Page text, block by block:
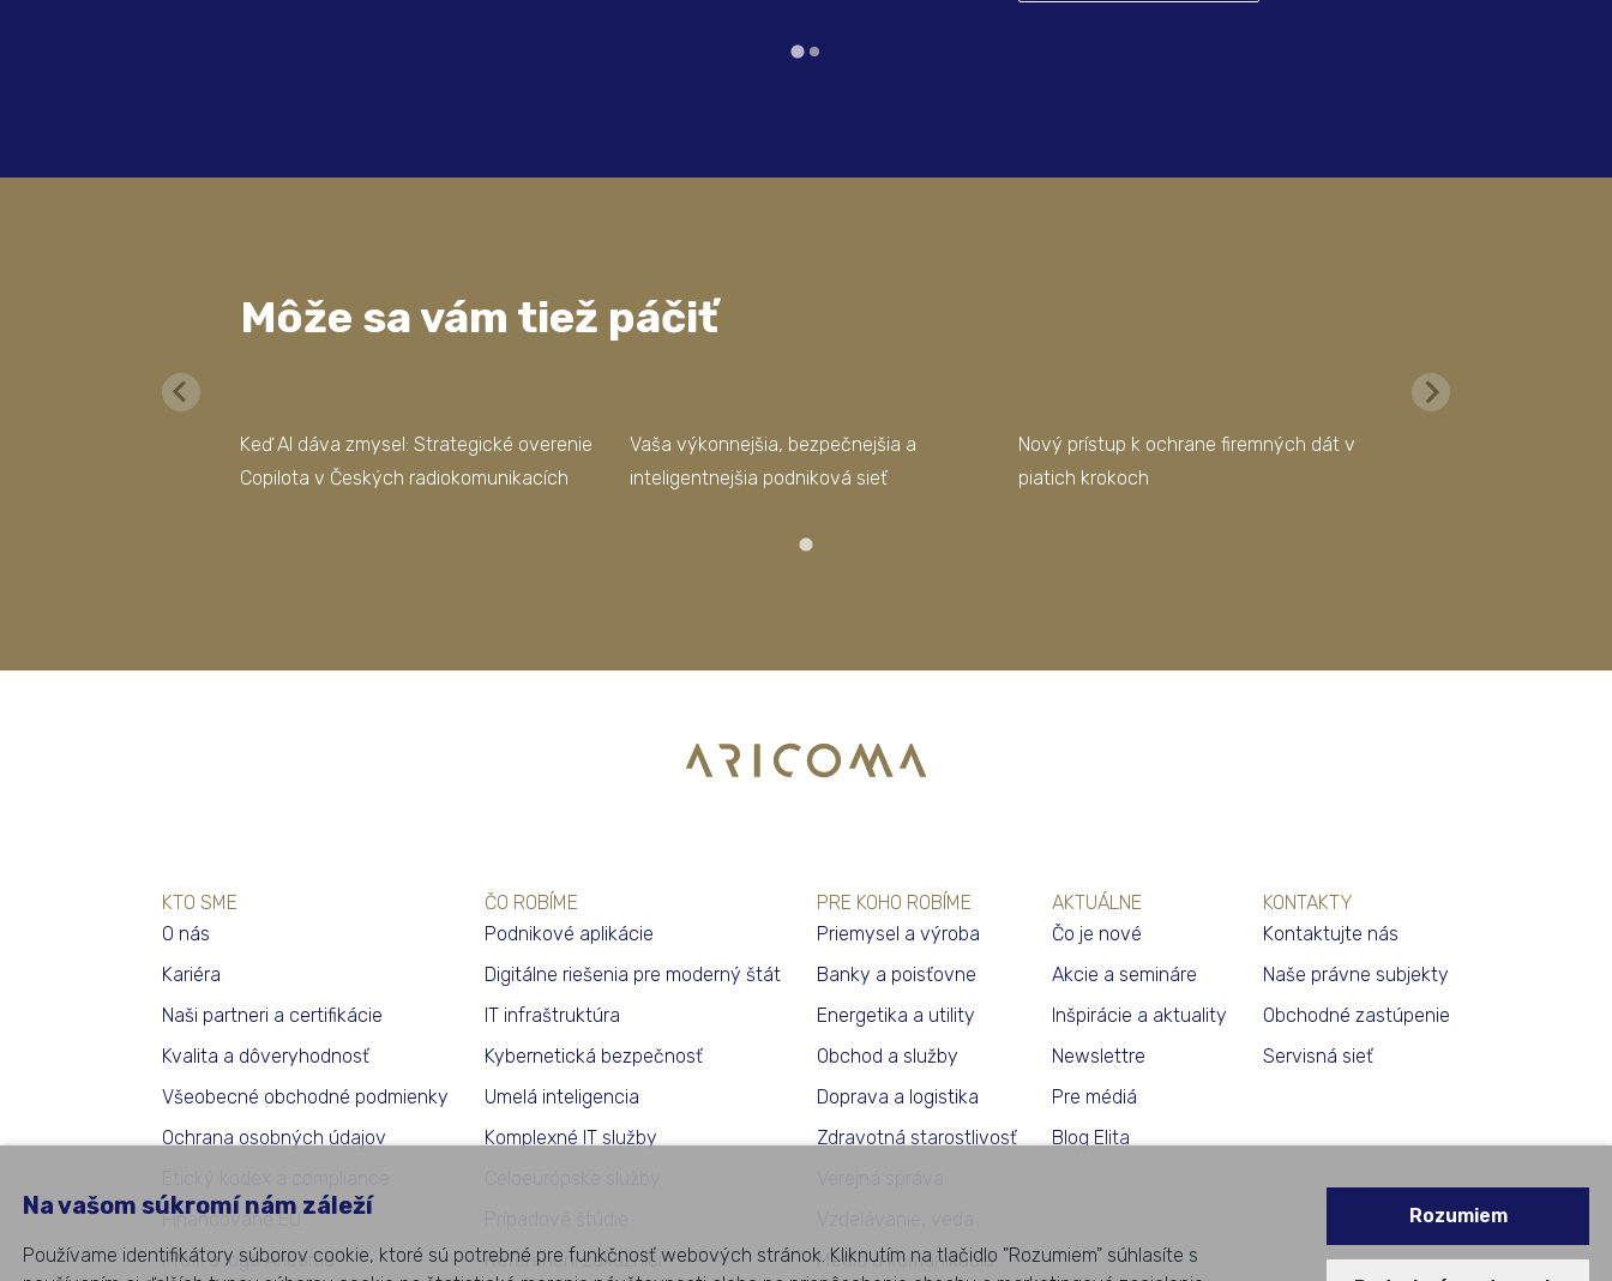
Môže sa vám tiež páčiť
Keď AI dáva zmysel: Strategické overenie
Copilota v Českých radiokomunikacích
Vaša výkonnejšia, bezpečnejšia a
inteligentnejšia podniková sieť
Nový prístup k ochrane firemných dát v
piatich krokoch
Na vašom súkromí nám záleží
Používame identifikátory súborov cookie, ktoré sú potrebné pre funkčnosť webových stránok. Kliknutím na tlačidlo "Rozumiem" súhlasíte s
Rozumiem
KTO SME
O nás
Kariéra
Naši partneri a certifikácie
Kvalita a dôveryhodnosť
Všeobecné obchodné podmienky
Ochrana osobných údajov
Financované EÚ
Profil a logo Aricoma
ČO ROBÍME
Podnikové aplikácie
Digitálne riešenia pre moderný štát
IT infraštruktúra
Kybernetická bezpečnosť
Umelá inteligencia
Komplexné IT služby
Referenční zákazníci
PRE KOHO ROBÍME
Priemysel a výroba
Banky a poisťovne
Energetika a utility
Obchod a služby
Doprava a logistika
Zdravotná starostlivosť
Médiá a komunikácia
AKTUÁLNE
Čo je nové
Akcie a semináre
Inšpirácie a aktuality
Newslettre
Pre médiá
Blog Elita
KONTAKTY
Kontaktujte nás
Naše právne subjekty
Obchodné zastúpenie
Servisná sieť